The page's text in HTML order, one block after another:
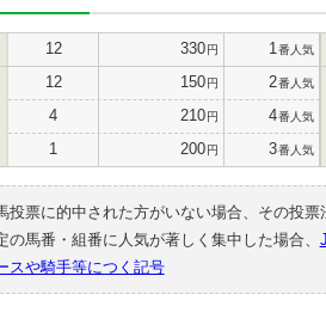
12 330円 1 番人気
12 150円 2番人気
4 210円 4番人気
1 200円 3番人気
投票に的中された方がいない場合、その投
の馬番・組番に人気が著しく集中した場合、
スや騎手等につく記号